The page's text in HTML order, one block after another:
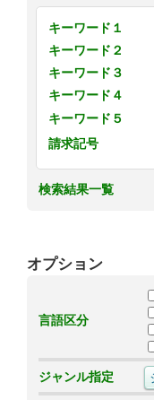
キーワード１
キーワード２
キーワード３
キーワード４
キーワード５
請求記号
検索結果一覧
オプション
言語区分
ジャンル指定